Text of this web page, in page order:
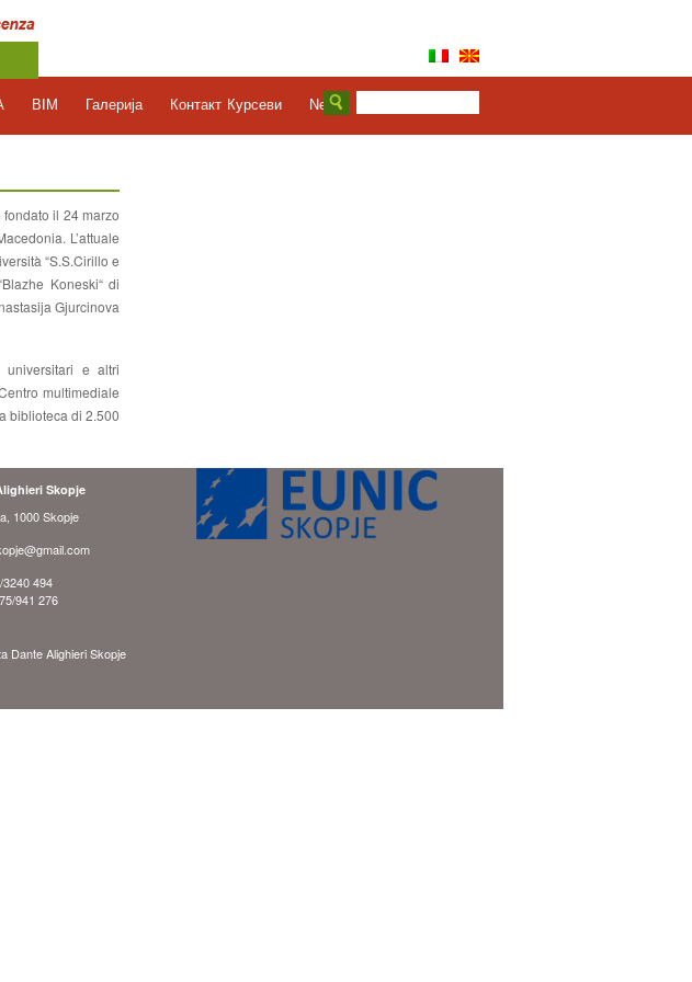
BIM Галерија Контакт Курсеви News
fondato il 24 marzo
L’attuale
“S.S.Cirillo e
Koneski“ di
Gjurcinova
universitari e altri
multimediale
biblioteca di 2.500
Skopje
1000 Skopje
3240 494
941 276
Dante Alighieri Skopje